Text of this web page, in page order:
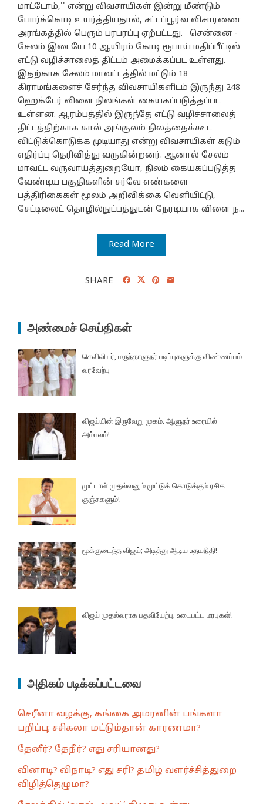
மாட்டோம்,'' என்று விவசாயிகள் இன்று மீண்டும்
போர்க்கொடி உயர்த்தியதால், சட்டப்பூர்வ விசாரணை
அரங்கத்தில் பெரும் பரபரப்பு ஏற்பட்டது. சென்னை -
சேலம் இடையே 10 ஆயிரம் கோடி ரூபாய் மதிப்பீட்டில்
எட்டு வழிச்சாலைத் திட்டம் அமைக்கப்பட உள்ளது.
இதற்காக சேலம் மாவட்டத்தில் மட்டும் 18
கிராமங்களைச் சேர்ந்த விவசாயிகளிடம் இருந்து 248
ஹெக்டேர் விளை நிலங்கள் கையகப்படுத்தப்பட
உள்ளன. ஆரம்பத்தில் இருந்தே எட்டு வழிச்சாலைத்
திட்டத்திற்காக கால் அங்குலம் நிலத்தைக்கூட
விட்டுக்கொடுக்க முடியாது என்று விவசாயிகள் கடும்
எதிர்ப்பு தெரிவித்து வருகின்றனர். ஆனால் சேலம்
மாவட்ட வருவாய்த்துறையோ, நிலம் கையகப்படுத்த
வேண்டிய பகுதிகளின் சர்வே எண்களை
பத்திரிகைகள் மூலம் அறிவிக்கை வெளியிட்டு,
சேட்டிலைட் தொழில்நுட்பத்துடன் நேரடியாக விளை ந...
Read More
SHARE
அண்மைச் செய்திகள்
செவிலியர், மருந்தாளுநர் படிப்புகளுக்கு விண்ணப்பம்
வரவேற்பு
விஜய்யின் இருவேறு முகம்; ஆளுநர் உரையில்
அம்பலம்!
முட்டாள் முதல்வனும் முட்டுக் கொடுக்கும் ரசிக
குஞ்சுகளும்!
மூக்குடைந்த விஜய்; அடித்து ஆடிய உதயநிதி!
விஜய் முதல்வராக பதவியேற்பு; உடைபட்ட மரபுகள்!
அதிகம் படிக்கப்பட்டவை
செரீனா வழக்கு, கங்கை அமரனின் பங்களா
பறிப்பு; சசிகலா மட்டும்தான் காரணமா?
தேனீர்? தேநீர்? எது சரியானது?
வினாடி? விநாடி? எது சரி? தமிழ் வளர்ச்சித்துறை
விழித்தெழுமா?